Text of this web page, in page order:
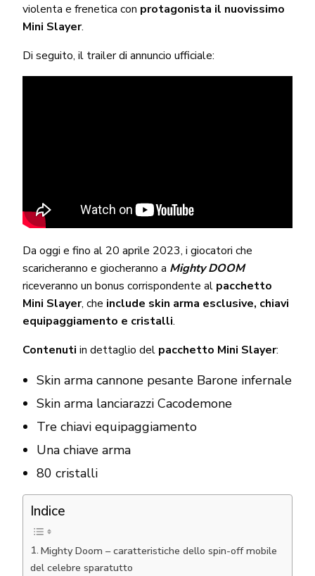
violenta e frenetica con protagonista il nuovissimo
Mini Slayer.
Di seguito, il trailer di annuncio ufficiale:
Da oggi e fino al 20 aprile 2023, i giocatori che
scaricheranno e giocheranno a Mighty DOOM
riceveranno un bonus corrispondente al pacchetto
Mini Slayer, che include skin arma esclusive, chiavi
equipaggiamento e cristalli.
Contenuti in dettaglio del pacchetto Mini Slayer:
Skin arma cannone pesante Barone infernale
Skin arma lanciarazzi Cacodemone
Tre chiavi equipaggiamento
Una chiave arma
80 cristalli
Indice
Mighty Doom – caratteristiche dello spin-off mobile
del celebre sparatutto